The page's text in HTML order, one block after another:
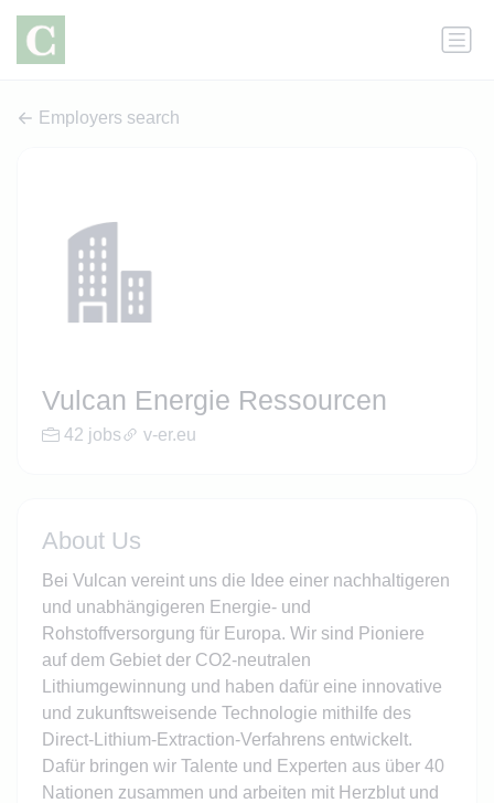
Employers search
Vulcan Energie Ressourcen
42 jobs v-er.eu
About Us
Bei Vulcan vereint uns die Idee einer nachhaltigeren
und unabhängigeren Energie- und
Rohstoffversorgung für Europa. Wir sind Pioniere
auf dem Gebiet der CO2-neutralen
Lithiumgewinnung und haben dafür eine innovative
und zukunftsweisende Technologie mithilfe des
Direct-Lithium-Extraction-Verfahrens entwickelt.
Dafür bringen wir Talente und Experten aus über 40
Nationen zusammen und arbeiten mit Herzblut und